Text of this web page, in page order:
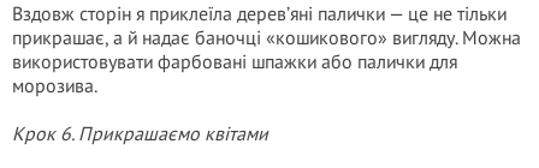
Вздовж сторін я приклеїла дерев’яні палички — це не тільки
прикрашає, а й надає баночці «кошикового» вигляду. Можна
використовувати фарбовані шпажки або палички для
морозива.
Крок 6. Прикрашаємо квітами